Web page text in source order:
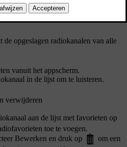
opgeslagen radiokanalen van alle
vanuit het appscherm.
in de lijst om te luisteren.
verwijderen
aan de lijst met favorieten op
toe te voegen.
Bewerken en druk op
om een